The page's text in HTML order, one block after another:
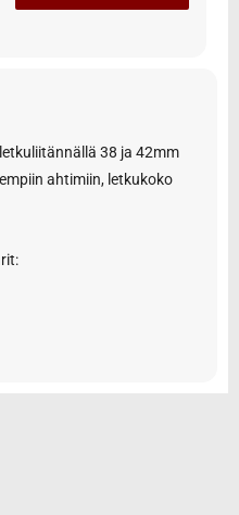
38 ja 42mm
ahtimiin, letkukoko